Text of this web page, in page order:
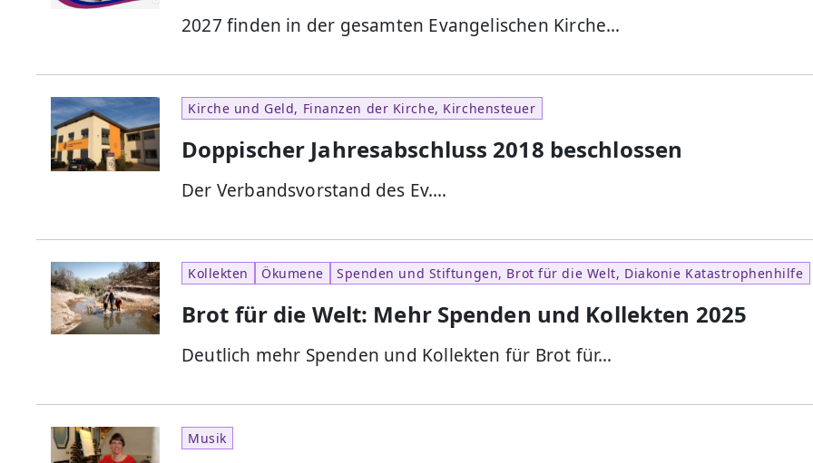
2027 finden in der gesamten Evangelischen Kirche…
Kirche und Geld, Finanzen der Kirche, Kirchensteuer
Doppischer Jahresabschluss 2018 beschlossen
Der Verbandsvorstand des Ev.…
Kollekten Ökumene Spenden und Stiftungen, Brot für die Welt, Diakonie Katastrophenhilfe
Brot für die Welt: Mehr Spenden und Kollekten 2025
Deutlich mehr Spenden und Kollekten für Brot für…
Musik